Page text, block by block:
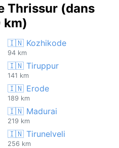
Thrissur (dans
km)
🇮🇳 Kozhikode
94 km
🇮🇳 Tiruppur
141 km
🇮🇳 Erode
189 km
🇮🇳 Madurai
219 km
🇮🇳 Tirunelveli
256 km